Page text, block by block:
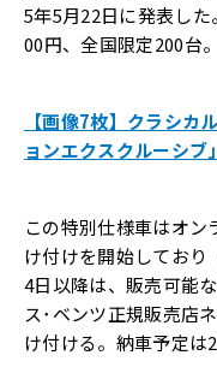
5年5月22日に発表し
00円、全国限定200台。
【画像7枚】クラシカ
ョンエクスクルーシブ
この特別仕様車はオン
け付けを開始しており
4日以降は、販売可能
ス･ベンツ正規販売店
け付ける。納車予定は